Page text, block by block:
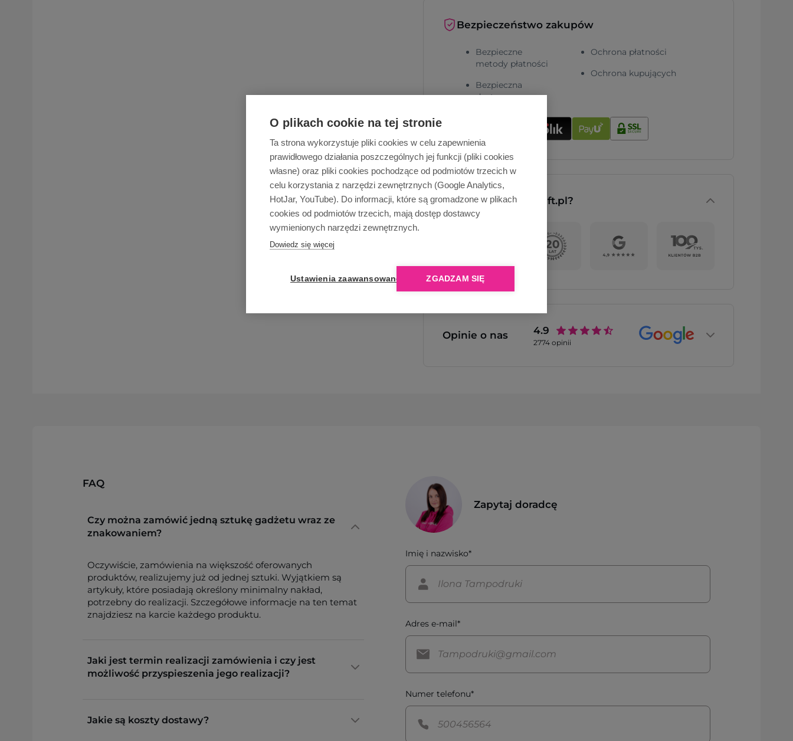
O plikach cookie na tej stronie
Ta strona wykorzystuje pliki cookies w celu zapewnienia
prawidłowego działania poszczególnych jej funkcji (pliki cookies
własne) oraz pliki cookies pochodzące od podmiotów trzecich w
celu korzystania z narzędzi zewnętrznych (Google Analytics,
HotJar, YouTube). Do informacji, które są gromadzone w plikach
cookies od podmiotów trzecich, mają dostęp dostawcy
wymienionych narzędzi zewnętrznych.
Dowiedz się więcej
Ustawienia zaawansowane ZGADZAM SIĘ
Bezpieczeństwo zakupów
Bezpieczne
metody płatności
Bezpieczna
dostawa
Ochrona płatności
Ochrona kupujących
Dlaczego OpenGift.pl?
Opinie o nas 4.9
2774opinii
FAQ
Czy można zamówić jedną sztukę gadżetu wraz ze
znakowaniem?
Oczywiście, zamówienia na większość oferowanych
produktów, realizujemy już od jednej sztuki. Wyjątkiem są
artykuły, które posiadają określony minimalny nakład,
potrzebny do realizacji. Szczegółowe informacje na ten temat
znajdziesz na karcie każdego produktu.
Jaki jest termin realizacji zamówienia i czy jest
możliwość przyspieszenia jego realizacji?
Jakie są koszty dostawy?
Zapytaj doradcę
Imię i nazwisko*
Adres e-mail*
Numer telefonu*